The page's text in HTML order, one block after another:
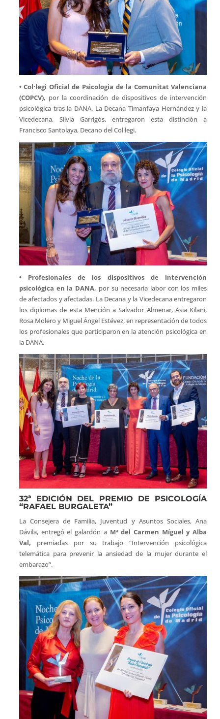
• Col·legi Oficial de Psicologia de la Comunitat Valenciana
(COPCV), por la coordinación de dispositivos de intervención
psicológica tras la DANA. La Decana Timanfaya Hernández y la
Vicedecana, Silvia Garrigós, entregaron esta distinción a
Francisco Santolaya, Decano del Col·legi.
• Profesionales de los dispositivos de intervención
psicológica en la DANA, por su necesaria labor con los miles
de afectados y afectadas. La Decana y la Vicedecana entregaron
los diplomas de esta Mención a Salvador Almenar, Asia Kilani,
Rosa Molero y Miguel Ángel Estévez, en representación de todos
los profesionales que participaron en la atención psicológica en
la DANA.
32ª EDICIÓN DEL PREMIO DE PSICOLOGÍA
“RAFAEL BURGALETA”
La Consejera de Familia, Juventud y Asuntos Sociales, Ana
Dávila, entregó el galardón a Mª del Carmen Míguel y Alba
Val, premiadas por su trabajo “Intervención psicológica
telemática para prevenir la ansiedad de la mujer durante el
embarazo”.